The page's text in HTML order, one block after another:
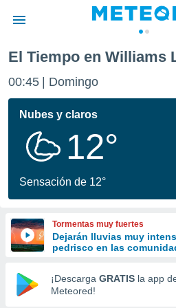
de
por
se
calidad.
a este
las
y
forma
digital
basada
El Tiempo en Williams
00:45 Domingo
Nubes y claros
12°
Sensación de 12°
Tormentas muy fuertes
Dejarán lluvias muy
pedrisco en las
¡Descarga GRATIS la app
Meteored!